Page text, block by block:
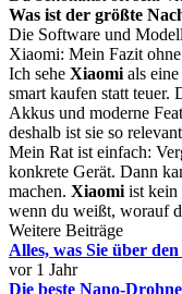
Was ist der größte
Die Software und
Xiaomi: Mein Fazit
Ich sehe Xiaomi als
smart kaufen statt
Akkus und moderne
deshalb ist sie so
Mein Rat ist einfach:
konkrete Gerät. Dann
machen. Xiaomi ist kein
wenn du weißt, worauf
Weitere Beiträge
Alles, was Sie über
vor 1 Jahr
Die beste Nano-